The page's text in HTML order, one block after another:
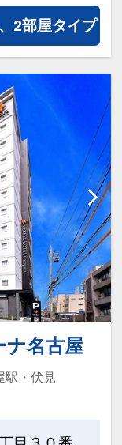
煙ルーム
【客室情
予約にお
年9月
1-
2部屋タイプ
名古屋
駅・伏見